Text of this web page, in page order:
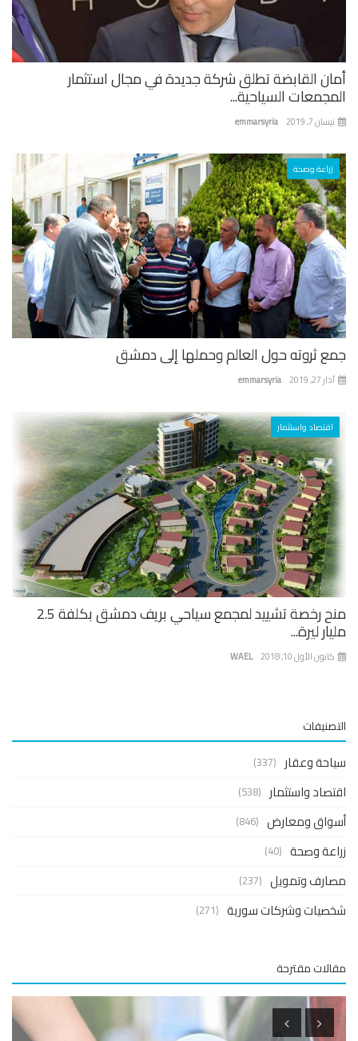
القابضة تطلق شركة جديدة في مجال استثمار
السياحية...
emmarsyria 7, 2019
زراعة وصحة
ثروته حول العالم وحملها إلى دمشق
emmarsyria 27, 2019
اقتصاد واستثمار
منح رخصة تشييد لمجمع سياحي بريف دمشق بكلفة 2.5
ليرة...
WAEL الأول 10, 2018
وعقار (337)
واستثمار (538)
ومعارض (846)
وصحة (40)
وتمويل (237)
وشركات سورية (271)
مقترحة